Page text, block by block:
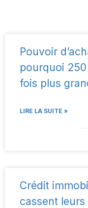
Pouvoir
pourquoi
fois plus
LIRE LA SUITE »
Crédit
cassent